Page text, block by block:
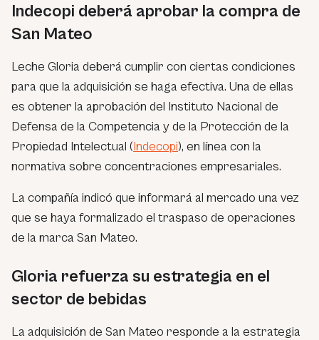
Indecopi deberá aprobar la compra de
San Mateo
Leche Gloria deberá cumplir con ciertas condiciones
para que la adquisición se haga efectiva. Una de ellas
es obtener la aprobación del Instituto Nacional de
Defensa de la Competencia y de la Protección de la
Propiedad Intelectual (Indecopi), en línea con la
normativa sobre concentraciones empresariales.
La compañía indicó que informará al mercado una vez
que se haya formalizado el traspaso de operaciones
de la marca San Mateo.
Gloria refuerza su estrategia en el
sector de bebidas
La adquisición de San Mateo responde a la estrategia